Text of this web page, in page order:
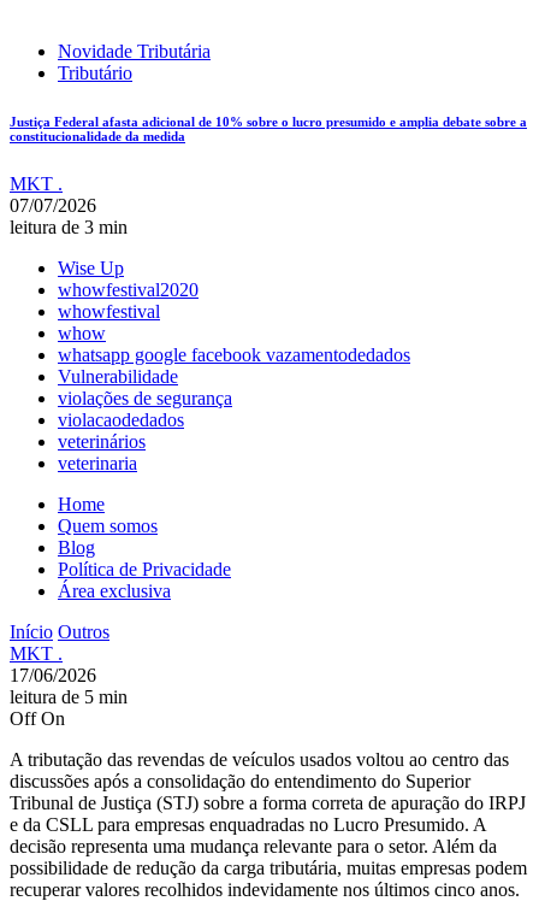
Novidade Tributária
Tributário
Justiça Federal afasta adicional de 10% sobre o lucro presumido e amplia debate sobre a
constitucionalidade da medida
MKT .
07/07/2026
leitura de 3 min
Wise Up
whowfestival2020
whowfestival
whow
whatsapp google facebook vazamentodedados
Vulnerabilidade
violações de segurança
violacaodedados
veterinários
veterinaria
Home
Quem somos
Blog
Política de Privacidade
Área exclusiva
Início Outros
MKT .
17/06/2026
leitura de 5 min
Off On
A tributação das revendas de veículos usados voltou ao centro das
discussões após a consolidação do entendimento do Superior
Tribunal de Justiça (STJ) sobre a forma correta de apuração do IRPJ
e da CSLL para empresas enquadradas no Lucro Presumido. A
decisão representa uma mudança relevante para o setor. Além da
possibilidade de redução da carga tributária, muitas empresas podem
recuperar valores recolhidos indevidamente nos últimos cinco anos.